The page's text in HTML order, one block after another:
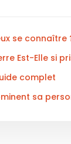
se connaître
Est-Elle si
complet
sa